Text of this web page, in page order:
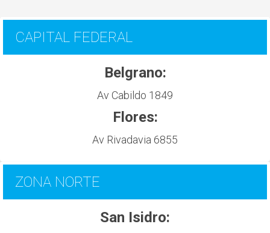
CAPITAL FEDERAL
Belgrano:
Av Cabildo 1849
Flores:
Av Rivadavia 6855
ZONA NORTE
San Isidro: